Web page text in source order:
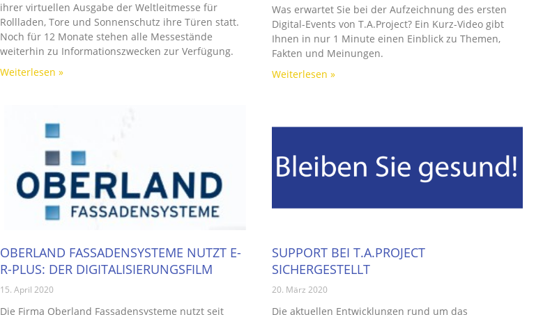
ihrer virtuellen Ausgabe der Weltleitmesse für
Rollladen, Tore und Sonnenschutz ihre Türen statt.
Noch für 12 Monate stehen alle Messestände
weiterhin zu Informationszwecken zur Verfügung.
Weiterlesen »
Was erwartet Sie bei der Aufzeichnung des ersten
Digital-Events von T.A.Project? Ein Kurz-Video gibt
Ihnen in nur 1 Minute einen Einblick zu Themen,
Fakten und Meinungen.
Weiterlesen »
OBERLAND FASSADENSYSTEME NUTZT E-
R-PLUS: DER DIGITALISIERUNGSFILM
15. April 2020
Die Firma Oberland Fassadensysteme nutzt seit
SUPPORT BEI T.A.PROJECT
SICHERGESTELLT
20. März 2020
Die aktuellen Entwicklungen rund um das